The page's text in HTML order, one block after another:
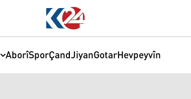
AborîSporÇandJiyanGotarHevpeyvîn